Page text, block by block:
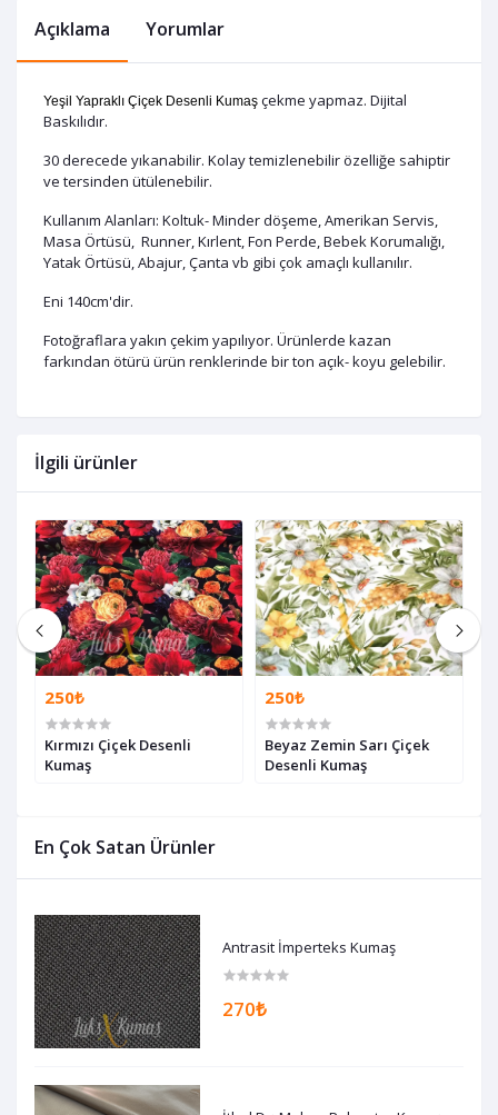
En Çok Satan Ürünler
Antrasit İmperteks Kumaş
270₺
Açıklama Yorumlar
Yeşil Yapraklı Çiçek Desenli Kumaş çekme yapmaz. Dijital
Baskılıdır.
30 derecede yıkanabilir. Kolay temizlenebilir özelliğe sahiptir
ve tersinden ütülenebilir.
Kullanım Alanları: Koltuk- Minder döşeme, Amerikan Servis,
Masa Örtüsü, Runner, Kırlent, Fon Perde, Bebek Korumalığı,
Yatak Örtüsü, Abajur, Çanta vb gibi çok amaçlı kullanılır.
Eni 140cm'dir.
Fotoğraflara yakın çekim yapılıyor. Ürünlerde kazan
farkından ötürü ürün renklerinde bir ton açık- koyu gelebilir.
İlgili ürünler
250₺
Kırmızı Çiçek Desenli
Kumaş
250₺
Beyaz Zemin Sarı Çiçek
Desenli Kumaş